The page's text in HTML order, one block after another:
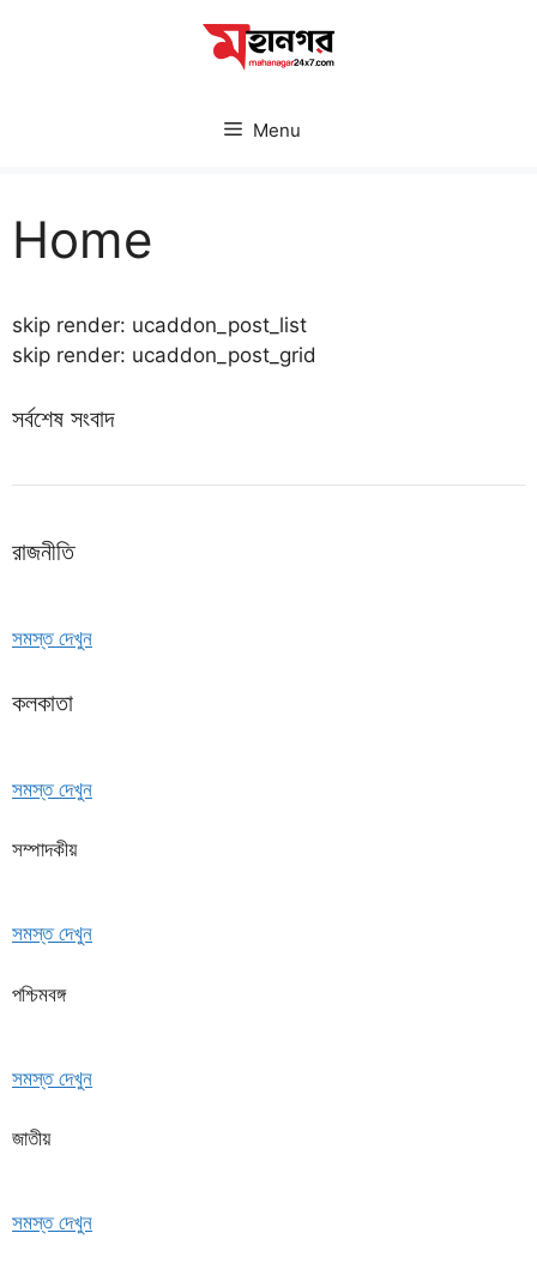
Menu
Home
skip render: ucaddon_post_list
skip render: ucaddon_post_grid
সর্বশেষ সংবাদ
রাজনীতি
সমস্ত দেখুন
কলকাতা
সমস্ত দেখুন
সম্পাদকীয়
সমস্ত দেখুন
পশ্চিমবঙ্গ
সমস্ত দেখুন
জাতীয়
সমস্ত দেখুন